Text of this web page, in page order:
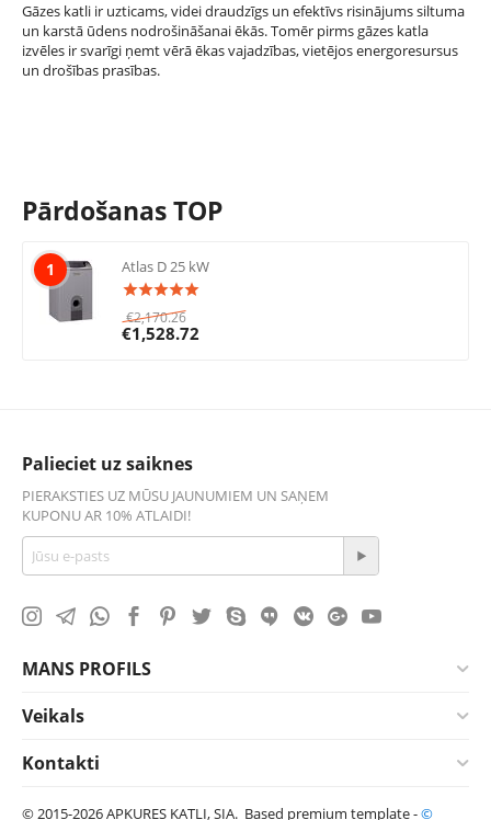
Gāzes katli ir uzticams, videi draudzīgs un efektīvs risinājums siltuma
un karstā ūdens nodrošināšanai ēkās. Tomēr pirms gāzes katla
izvēles ir svarīgi ņemt vērā ēkas vajadzības, vietējos energoresursus
un drošības prasības.
Pārdošanas TOP
1 Atlas D 25 kW
€2,170.26
€1,528.72
Palieciet uz saiknes
PIERAKSTIES UZ MŪSU JAUNUMIEM UN SAŅEM
KUPONU AR 10% ATLAIDI!
MANS PROFILS
Veikals
Kontakti
© 2015-2026 APKURES KATLI, SIA. Based premium template -©